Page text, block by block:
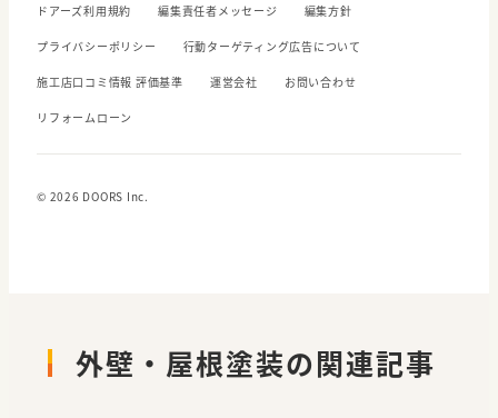
ドアーズ利用規約 編集責任者メッセージ 編集方針
プライバシーポリシー 行動ターゲティング広告について
施工店口コミ情報 評価基準 運営会社 お問い合わせ
リフォームローン
© 2026 DOORS Inc.
外壁・屋根塗装の関連記事